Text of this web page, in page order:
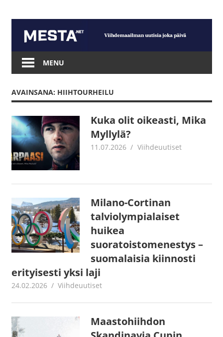
content
Mesta.net
MENU
AVAINSANA: HIIHTOURHEILU
Kuka olit oikeasti, Mika
Myllylä?
11.07.2026 Juha Kaunisto
Viihdeuutiset
Milano-Cortinan
talviolympialaiset
huikea
suoratoistomenestys –
suomalaisia kiinnosti
erityisesti yksi laji
24.02.2026 Juha Kaunisto
Viihdeuutiset
Maastohiihdon